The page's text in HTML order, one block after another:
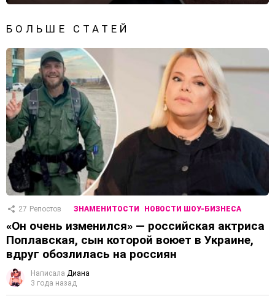
БОЛЬШЕ СТАТЕЙ
27 Репостов ЗНАМЕНИТОСТИ НОВОСТИ ШОУ-БИЗНЕСА
«Он очень изменился» — российская актриса
Поплавская, сын которой воюет в Украине,
вдруг обозлилась на россиян
Написала Диана
3 года назад